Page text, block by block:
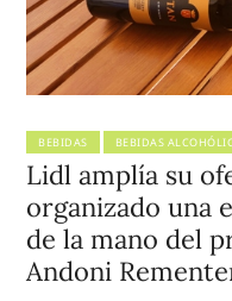
BEBIDAS BEBIDAS
Lidl amplía su
organizado una
de la mano del
Andoni